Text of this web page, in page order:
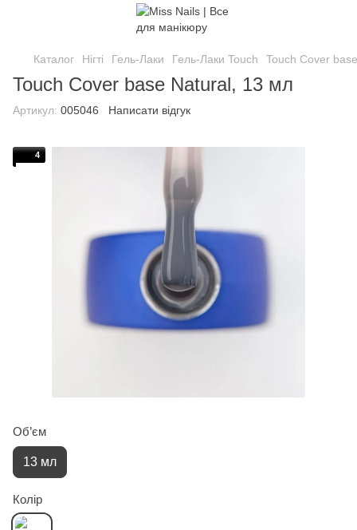
Каталог Нігті Гель-Лаки Гель-Лаки Touch Touch Cover
Touch Cover base Natural, 13 мл
Артикул: 005046 Написати відгук
4
Об’єм
13 мл
Колір